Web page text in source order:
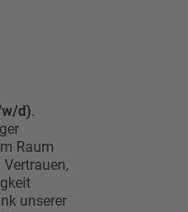
d).
Raum
Vertrauen,
unserer